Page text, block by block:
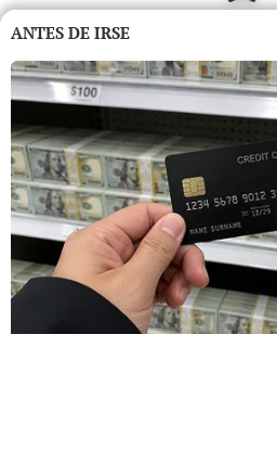
ANTES DE IRSE